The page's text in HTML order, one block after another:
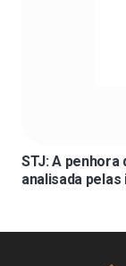
STJ: A
analisada